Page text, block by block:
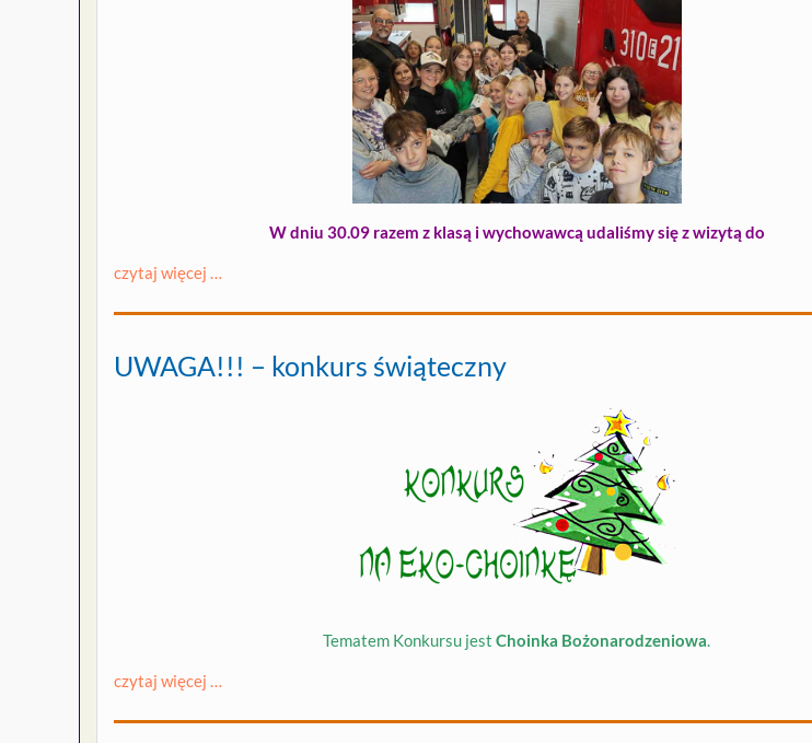
W dniu 30.09 razem z klasą i wychowawcą udaliśmy się z wizytą do
czytaj więcej …
UWAGA!!! – konkurs świąteczny
Tematem Konkursu jest Choinka Bożonarodzeniowa.
czytaj więcej …